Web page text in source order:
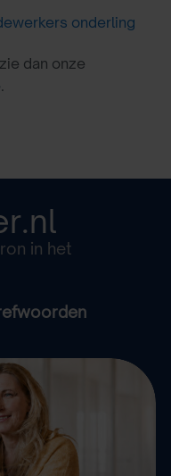
onderling
dan onze
.
in het